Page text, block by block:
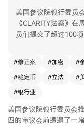
美国参议院银行委员
《CLARITY法案》
员们提交了超过100
道，参议员伊丽莎白
正案，其中包括禁止
的提议。另一项由参
税，这与行业推动数
用的长期目标直接冲突。 此次审议基于
#修正案 #加密 #
#稳定币 #立法 #
#银行业
美国参议院银行委员会
四的审议会前遭遇了一